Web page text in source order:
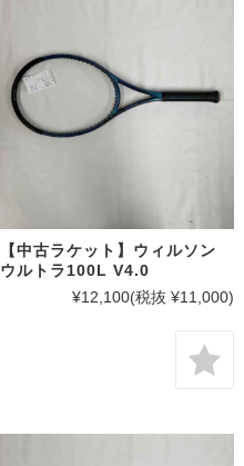
【中古ラケット】ウィルソン
ウルトラ100L V4.0
¥12,100(税抜 ¥11,000)